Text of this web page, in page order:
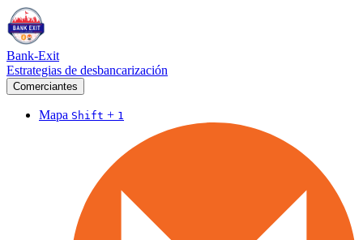
Bank-Exit
Estrategias de desbancarización
Comerciantes
Mapa Shift + 1